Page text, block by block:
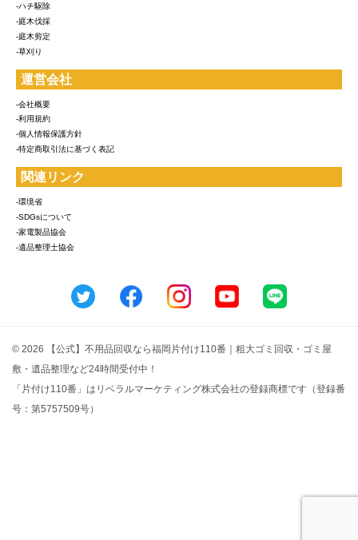
-ハチ駆除
-庭木伐採
-庭木剪定
-草刈り
運営会社
-会社概要
-利用規約
-個人情報保護方針
-特定商取引法に基づく表記
関連リンク
-環境省
-SDGsについて
-家電製品協会
-遺品整理士協会
© 2026 【公式】不用品回収なら福岡片付け110番｜粗大ゴミ回収・ゴミ屋
敷・遺品整理など24時間受付中！
「片付け110番」はリベラルマーケティング株式会社の登録商標です（登録番
号：第5757509号）